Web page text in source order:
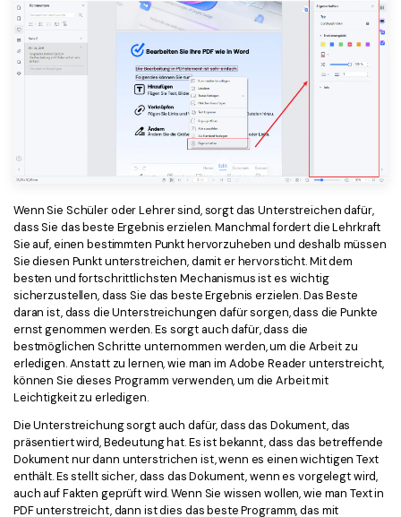
Wenn Sie Schüler oder Lehrer sind, sorgt das Unterstreichen dafür,
dass Sie das beste Ergebnis erzielen. Manchmal fordert die Lehrkraft
Sie auf, einen bestimmten Punkt hervorzuheben und deshalb müssen
Sie diesen Punkt unterstreichen, damit er hervorsticht. Mit dem
besten und fortschrittlichsten Mechanismus ist es wichtig
sicherzustellen, dass Sie das beste Ergebnis erzielen. Das Beste
daran ist, dass die Unterstreichungen dafür sorgen, dass die Punkte
ernst genommen werden. Es sorgt auch dafür, dass die
bestmöglichen Schritte unternommen werden, um die Arbeit zu
erledigen. Anstatt zu lernen, wie man im Adobe Reader unterstreicht,
können Sie dieses Programm verwenden, um die Arbeit mit
Leichtigkeit zu erledigen.
Die Unterstreichung sorgt auch dafür, dass das Dokument, das
präsentiert wird, Bedeutung hat. Es ist bekannt, dass das betreffende
Dokument nur dann unterstrichen ist, wenn es einen wichtigen Text
enthält. Es stellt sicher, dass das Dokument, wenn es vorgelegt wird,
auch auf Fakten geprüft wird. Wenn Sie wissen wollen, wie man Text in
PDF unterstreicht, dann ist dies das beste Programm, das mit